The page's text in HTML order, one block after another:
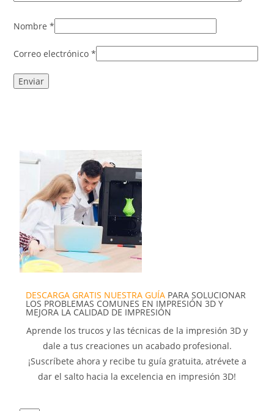
Nombre*
Correo electrónico*
DESCARGA GRATIS NUESTRA GUÍA PARA SOLUCIONAR
LOS PROBLEMAS COMUNES EN IMPRESIÓN 3D Y
MEJORA LA CALIDAD DE IMPRESIÓN
Aprende los trucos y las técnicas de la impresión 3D y
dale a tus creaciones un acabado profesional.
¡Suscríbete ahora y recibe tu guía gratuita, atrévete a
dar el salto hacia la excelencia en impresión 3D!